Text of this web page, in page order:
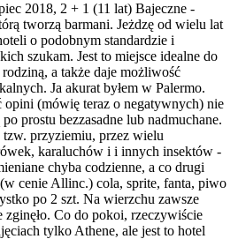
2018, 2 + 1 (11 lat) Bajeczne -
tworzą barmani. Jeżdzę od wielu lat
o podobnym standardzie i
szukam. Jest to miejsce idealne do
a także daje możliwość
Ja akurat byłem w Palermo.
(mówię teraz o negatywnych) nie
prostu bezzasadne lub nadmuchane.
tzw. przyziemiu, przez wielu
karaluchów i i innych insektów -
chyba codzienne, a co drugi
cenie Allinc.) cola, sprite, fanta, piwo
po 2 szt. Na wierzchu zawsze
zginęło. Co do pokoi, rzeczywiście
tylko Athene, ale jest to hotel